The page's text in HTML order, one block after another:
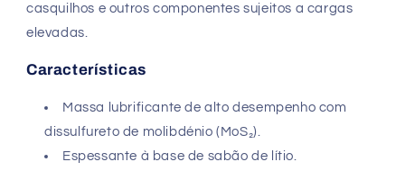
casquilhos e outros componentes sujeitos a cargas
elevadas.
Características
Massa lubrificante de alto desempenho com
dissulfureto de molibdénio (MoS₂).
Espessante à base de sabão de lítio.